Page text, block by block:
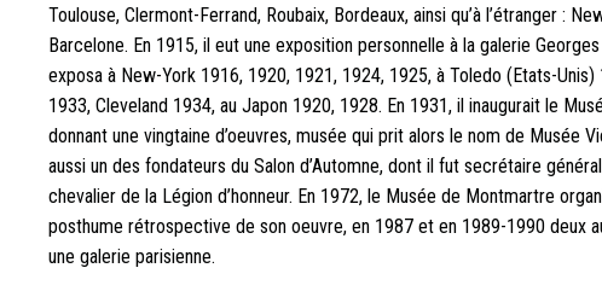
Toulouse, Clermont-Ferrand, Roubaix, Bordeaux, ainsi qu’à l’étranger :
Barcelone. En 1915, il eut une exposition personnelle à la galerie Georges
exposa à New-York 1916, 1920, 1921, 1924, 1925, à Toledo (Etats-
1933, Cleveland 1934, au Japon 1920, 1928. En 1931, il inaugurait le
donnant une vingtaine d’oeuvres, musée qui prit alors le nom de Musée
aussi un des fondateurs du Salon d’Automne, dont il fut secrétaire
chevalier de la Légion d’honneur. En 1972, le Musée de Montmartre
posthume rétrospective de son oeuvre, en 1987 et en 1989-1990 deux
une galerie parisienne.